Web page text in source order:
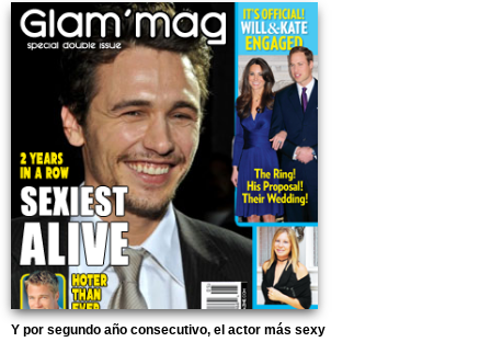
Y por segundo año consecutivo, el actor más sexy